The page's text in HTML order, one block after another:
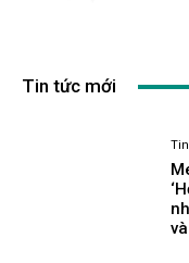
Tin tức mới